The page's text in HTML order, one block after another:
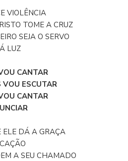
VIOLÊNCIA
TOME A CRUZ
SEJA O SERVO
LUZ
CANTAR
VOU ESCUTAR
CANTAR
ELE DÁ A GRAÇA
A SEU CHAMADO